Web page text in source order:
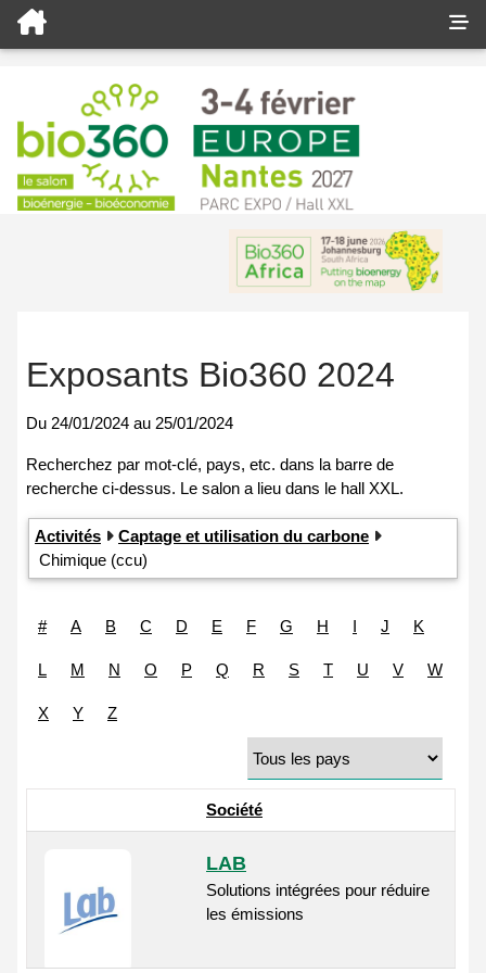
Exposants Bio360 2024
Du 24/01/2024 au 25/01/2024
Activités
Captage et utilisation du carbone
Chimique (ccu)
# A B C D E F G H I J K
L M N O P Q R S T U V W
X Y Z
Société
LAB
Solutions intégrées pour réduire
les émissions